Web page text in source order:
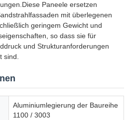
Paneele ersetzen
mit überlegenen
geringem Gewicht und
so dass sie für
und Strukturanforderungen
sind.
Aluminiumlegierung der Baureihe
1100 / 3003